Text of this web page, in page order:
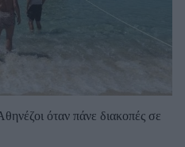
όταν πάνε διακοπές σε